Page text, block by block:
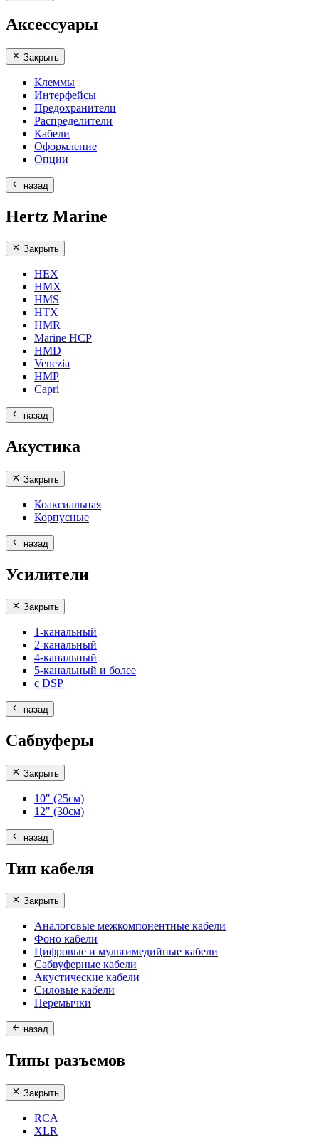
Аксессуары
Закрыть
Клеммы
Интерфейсы
Предохранители
Распределители
Кабели
Оформление
Опции
назад
Hertz Marine
Закрыть
HEX
HMX
HMS
HTX
HMR
Marine HCP
HMD
Venezia
HMP
Capri
назад
Акустика
Закрыть
Коаксиальная
Корпусные
назад
Усилители
Закрыть
1-канальный
2-канальный
4-канальный
5-канальный и более
с DSP
назад
Сабвуферы
Закрыть
10" (25см)
12" (30см)
назад
Тип кабеля
Закрыть
Аналоговые межкомпонентные кабели
Фоно кабели
Цифровые и мультимедийные кабели
Сабвуферные кабели
Акустические кабели
Силовые кабели
Перемычки
назад
Типы разъемов
Закрыть
RCA
XLR